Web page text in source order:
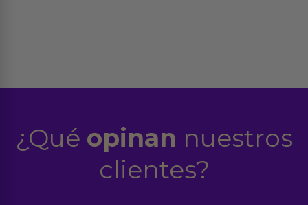
¿Qué opinan nuestros
clientes?